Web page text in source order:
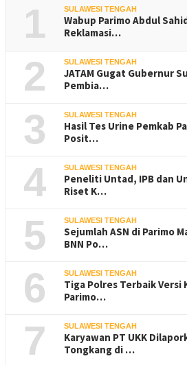
1 SULAWESI TENGAH
Wabup Parimo Abdul
Reklamasi…
2 SULAWESI TENGAH
JATAM Gugat Gubernur
Pembia…
3 SULAWESI TENGAH
Hasil Tes Urine Pemkab
Posit…
4 SULAWESI TENGAH
Peneliti Untad, IPB dan
Riset K…
5 SULAWESI TENGAH
Sejumlah ASN di Parimo
BNN Po…
6 SULAWESI TENGAH
Tiga Polres Terbaik Versi
Parimo…
7 SULAWESI TENGAH
Karyawan PT UKK
Tongkang di …